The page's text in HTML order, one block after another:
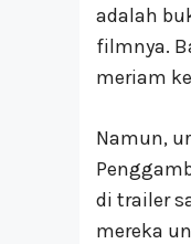
adalah
filmnya.
meriam
Namun,
di trailer
mereka